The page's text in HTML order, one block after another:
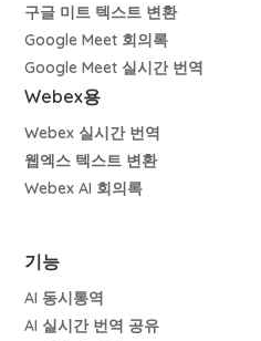
구글 미트 텍스트 변환
Google Meet 회의록
Google Meet 실시간 번역
Webex용
Webex 실시간 번역
웹엑스 텍스트 변환
Webex AI 회의록
기능
AI 동시통역
AI 실시간 번역 공유